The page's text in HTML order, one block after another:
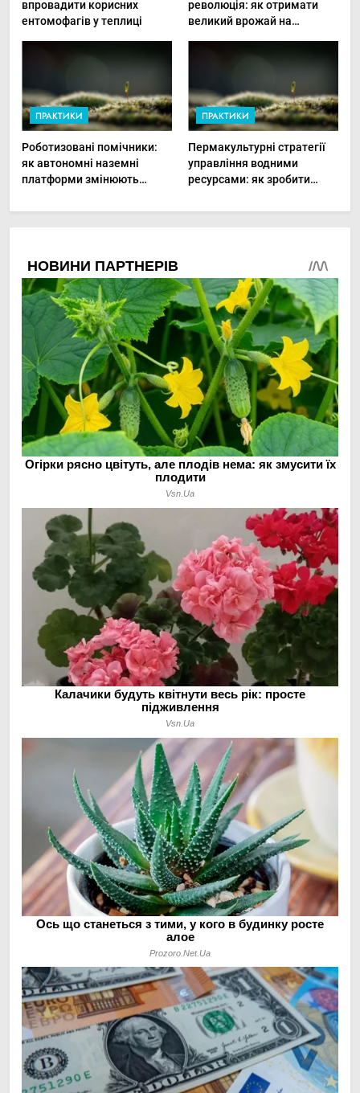
впровадити корисних
ентомофагів у теплиці
революція: як отримати
великий врожай на
ПРАКТИКИ
Роботизовані помічники:
як автономні наземні
платформи змінюють
овочами
ПРАКТИКИ
Пермакультурні стратегії
управління водними
ресурсами: як зробити
до посухи